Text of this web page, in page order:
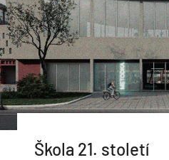
Škola 21. století